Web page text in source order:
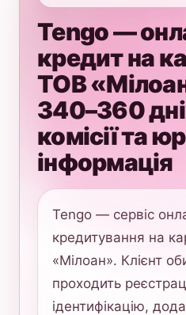
Tengo —
кредит на
ТОВ
340–360
комісії та
інформація
Tengo — сервіс
кредитування на
«Мілоан». Клієнт
проходить
ідентифікацію,